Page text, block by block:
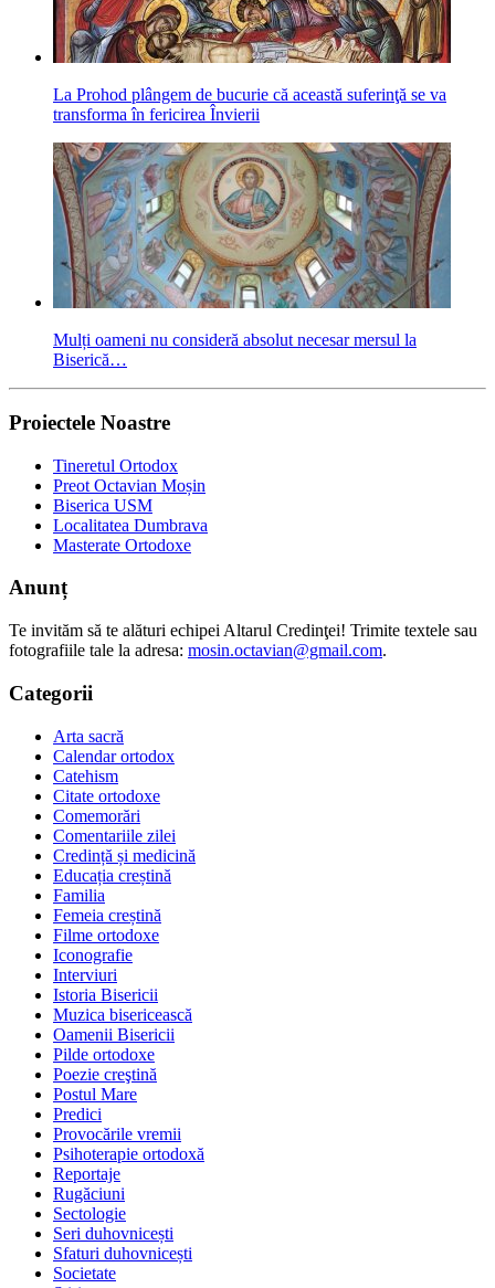
La Prohod plângem de bucurie că această suferinţă se va
transforma în fericirea Învierii
Mulți oameni nu consideră absolut necesar mersul la
Biserică…
Proiectele Noastre
Tineretul Ortodox
Preot Octavian Moșin
Biserica USM
Localitatea Dumbrava
Masterate Ortodoxe
Anunț
Te invităm să te alături echipei Altarul Credinţei! Trimite textele sau
fotografiile tale la adresa: mosin.octavian@gmail.com.
Categorii
Arta sacră
Calendar ortodox
Catehism
Citate ortodoxe
Comemorări
Comentariile zilei
Credință și medicină
Educația creștină
Familia
Femeia creștină
Filme ortodoxe
Iconografie
Interviuri
Istoria Bisericii
Muzica bisericească
Oamenii Bisericii
Pilde ortodoxe
Poezie creştină
Postul Mare
Predici
Provocările vremii
Psihoterapie ortodoxă
Reportaje
Rugăciuni
Sectologie
Seri duhovnicești
Sfaturi duhovnicești
Societate